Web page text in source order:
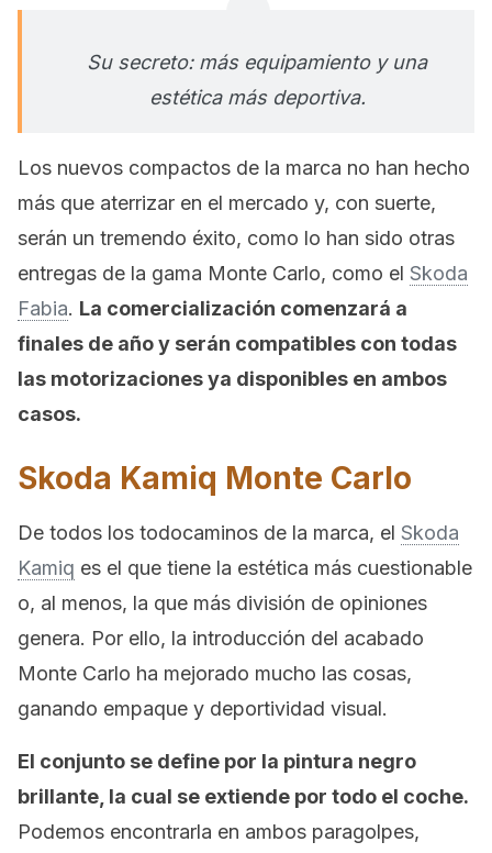
Su secreto: más equipamiento y una
estética más deportiva.
Los nuevos compactos de la marca no han hecho
más que aterrizar en el mercado y, con suerte,
serán un tremendo éxito, como lo han sido otras
entregas de la gama Monte Carlo, como el Skoda
Fabia. La comercialización comenzará a
finales de año y serán compatibles con todas
las motorizaciones ya disponibles en ambos
casos.
Skoda Kamiq Monte Carlo
De todos los todocaminos de la marca, el Skoda
Kamiq es el que tiene la estética más cuestionable
o, al menos, la que más división de opiniones
genera. Por ello, la introducción del acabado
Monte Carlo ha mejorado mucho las cosas,
ganando empaque y deportividad visual.
El conjunto se define por la pintura negro
brillante, la cual se extiende por todo el coche.
Podemos encontrarla en ambos paragolpes,